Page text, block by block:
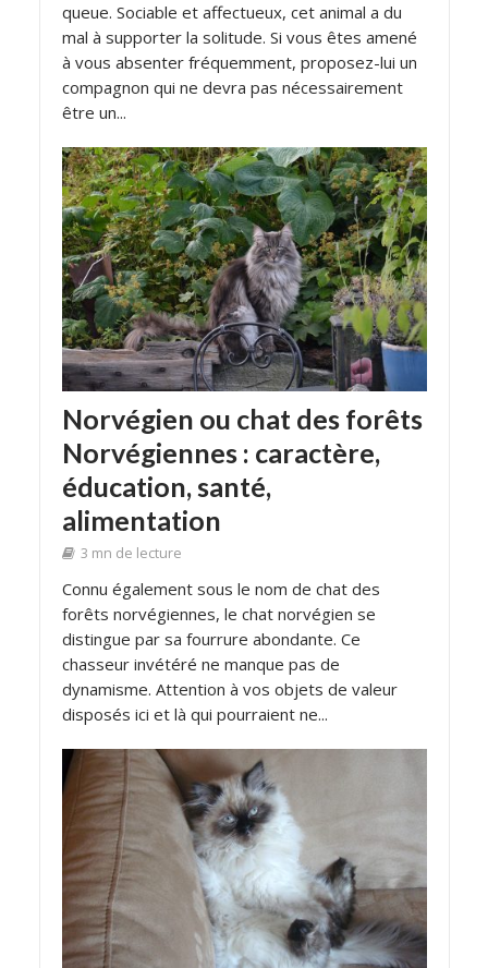
queue. Sociable et affectueux, cet animal a du
mal à supporter la solitude. Si vous êtes amené
à vous absenter fréquemment, proposez-lui un
compagnon qui ne devra pas nécessairement
être un...
Norvégien ou chat des forêts
Norvégiennes : caractère,
éducation, santé,
alimentation
3 mn de lecture
Connu également sous le nom de chat des
forêts norvégiennes, le chat norvégien se
distingue par sa fourrure abondante. Ce
chasseur invétéré ne manque pas de
dynamisme. Attention à vos objets de valeur
disposés ici et là qui pourraient ne...